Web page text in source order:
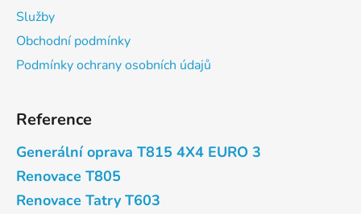
Služby
Obchodní podmínky
Podmínky ochrany osobních údajů
Reference
Generální oprava T815 4X4 EURO 3
Renovace T805
Renovace Tatry T603